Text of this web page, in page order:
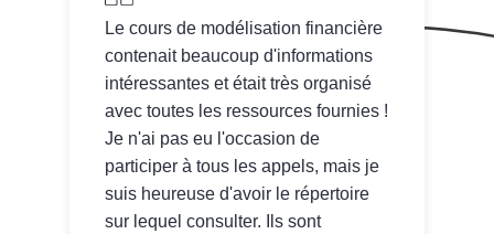
Le cours de modélisation financière
contenait beaucoup d'informations
intéressantes et était très organisé
avec toutes les ressources fournies !
Je n'ai pas eu l'occasion de
participer à tous les appels, mais je
suis heureuse d'avoir le répertoire
sur lequel consulter. Ils sont